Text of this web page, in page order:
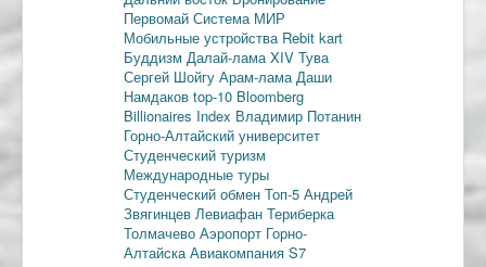
Первомай Система МИР
Мобильные устройства Rebit kart
Буддизм Далай-лама XIV Тува
Сергей Шойгу Арам-лама Даши
Намдаков top-10 Bloomberg
Billionaires Index Владимир Потанин
Горно-Алтайский университет
Студенческий туризм
Международные туры
Студенческий обмен Топ-5 Андрей
Звягинцев Левиафан Териберка
Толмачево Аэропорт Горно-
Алтайска Авиакомпания S7